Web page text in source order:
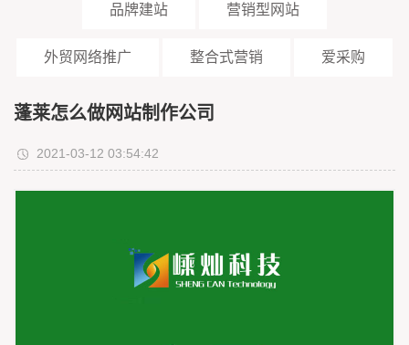
品牌建站 营销型网站
外贸网络推广 整合式营销 爱采购
蓬莱怎么做网站制作公司
2021-03-12 03:54:42